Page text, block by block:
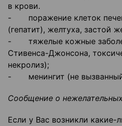
в крови.
- поражение клеток
(гепатит), желтуха, застой
- тяжелые кожные
Стивенса-Джонсона,
некролиз);
- менингит (не
Сообщение о
Если у Вас возникли какие-